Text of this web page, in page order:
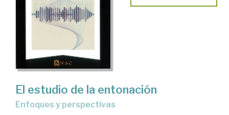
El estudio de la entonación
enfoques y perspectivas